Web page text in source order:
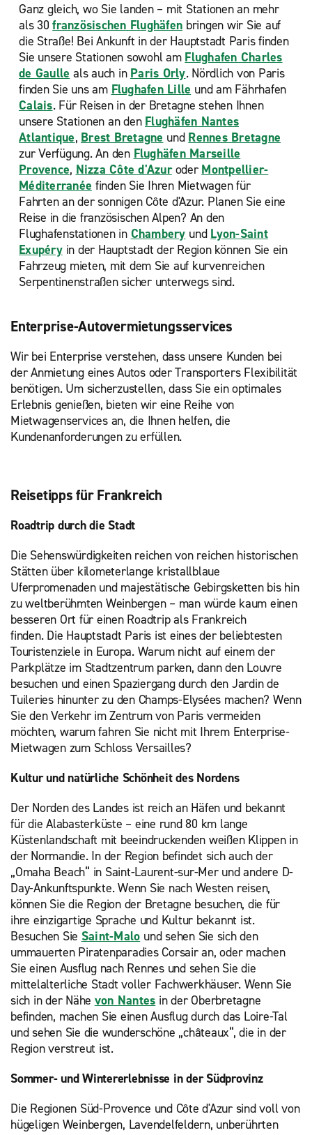
Ganz gleich, wo Sie landen – mit Stationen an mehr
als 30französischen Flughäfen bringen wir Sie auf
die Straße! Bei Ankunft in der Hauptstadt Paris finden
Sie unsere Stationen sowohl am Flughafen Charles
de Gaulle als auch in Paris Orly. Nördlich von Paris
finden Sie uns am Flughafen Lille und am Fährhafen
Calais. Für Reisen in der Bretagne stehen Ihnen
unsere Stationen an den Flughäfen Nantes
Atlantique, Brest Bretagne und Rennes Bretagne
zur Verfügung. An den Flughäfen Marseille
Provence, Nizza Côte d'Azuroder Montpellier-
Méditerranée finden Sie Ihren Mietwagen für
Fahrten an der sonnigen Côte d'Azur. Planen Sie eine
Reise in die französischen Alpen? An den
Flughafenstationen in Chambery und Lyon-Saint
Exupéryin der Hauptstadt der Region können Sie ein
Fahrzeug mieten, mit dem Sie auf kurvenreichen
Serpentinenstraßen sicher unterwegs sind.
Enterprise-Autovermietungsservices
Wir bei Enterprise verstehen, dass unsere Kunden bei
der Anmietung eines Autos oder Transporters Flexibilität
benötigen. Um sicherzustellen, dass Sie ein optimales
Erlebnis genießen, bieten wir eine Reihe von
Mietwagenservices an, die Ihnen helfen, die
Kundenanforderungen zu erfüllen.
Reisetipps für Frankreich
Roadtrip durch die Stadt
Die Sehenswürdigkeiten reichen von reichen historischen
Stätten über kilometerlange kristallblaue
Uferpromenaden und majestätische Gebirgsketten bis hin
zu weltberühmten Weinbergen – man würde kaum einen
besseren Ort für einen Roadtrip als Frankreich
finden. Die Hauptstadt Paris ist eines der beliebtesten
Touristenziele in Europa. Warum nicht auf einem der
Parkplätze im Stadtzentrum parken, dann den Louvre
besuchen und einen Spaziergang durch den Jardin de
Tuileries hinunter zu den Champs-Elysées machen? Wenn
Sie den Verkehr im Zentrum von Paris vermeiden
möchten, warum fahren Sie nicht mit Ihrem Enterprise-
Mietwagen zum Schloss Versailles?
Kultur und natürliche Schönheit des Nordens
Der Norden des Landes ist reich an Häfen und bekannt
für die Alabasterküste – eine rund 80 km lange
Küstenlandschaft mit beeindruckenden weißen Klippen in
der Normandie. In der Region befindet sich auch der
„Omaha Beach“ in Saint-Laurent-sur-Mer und andere D-
Day-Ankunftspunkte. Wenn Sie nach Westen reisen,
können Sie die Region der Bretagne besuchen, die für
ihre einzigartige Sprache und Kultur bekannt ist.
Besuchen Sie Saint-Malo und sehen Sie sich den
ummauerten Piratenparadies Corsair an, oder machen
Sie einen Ausflug nach Rennes und sehen Sie die
mittelalterliche Stadt voller Fachwerkhäuser. Wenn Sie
sich in der Nähe von Nantes in der Oberbretagne
befinden, machen Sie einen Ausflug durch das Loire-Tal
und sehen Sie die wunderschöne „châteaux“, die in der
Region verstreut ist.
Sommer- und Wintererlebnisse in der Südprovinz
Die Regionen Süd-Provence und Côte d'Azur sind voll von
hügeligen Weinbergen, Lavendelfeldern, unberührten